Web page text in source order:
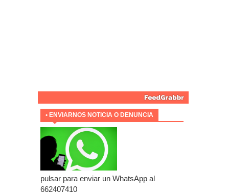
• ENVIARNOS NOTICIA O DENUNCIA
pulsar para enviar un WhatsApp al
662407410